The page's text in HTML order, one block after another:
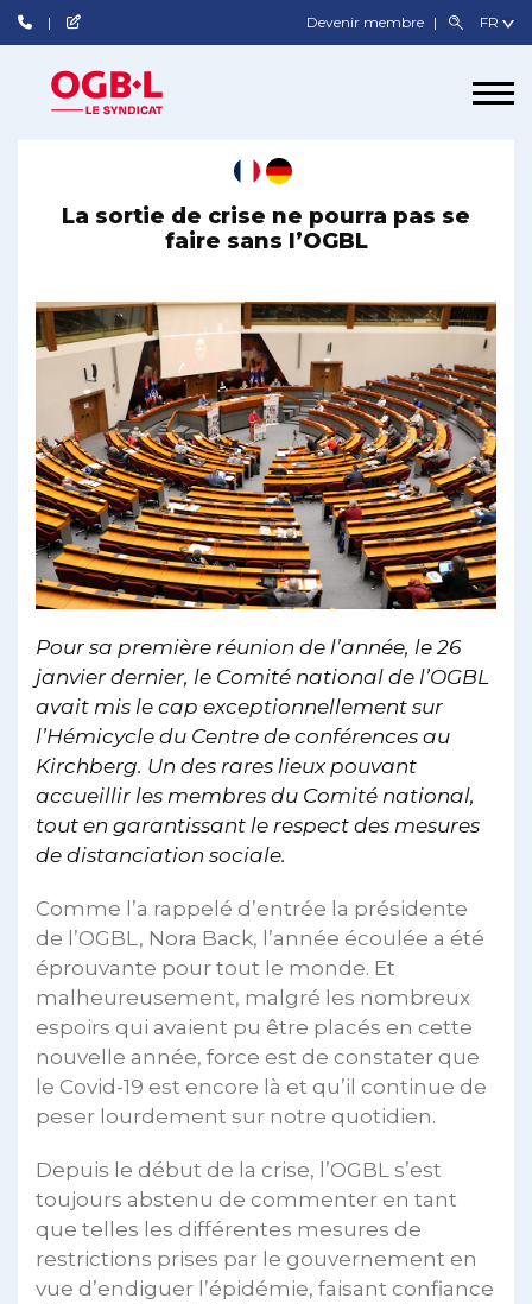
Devenir membre
La sortie de crise ne pourra pas se
faire sans l’OGBL
Pour sa première réunion de l’année, le 26
janvier dernier, le Comité national de l’OGBL
avait mis le cap exceptionnellement sur
l’Hémicycle du Centre de conférences au
Kirchberg. Un des rares lieux pouvant
accueillir les membres du Comité national,
tout en garantissant le respect des mesures
de distanciation sociale.
Comme l’a rappelé d’entrée la présidente
de l’OGBL, Nora Back, l’année écoulée a été
éprouvante pour tout le monde. Et
malheureusement, malgré les nombreux
espoirs qui avaient pu être placés en cette
nouvelle année, force est de constater que
le Covid-19 est encore là et qu’il continue de
peser lourdement sur notre quotidien.
Depuis le début de la crise, l’OGBL s’est
toujours abstenu de commenter en tant
que telles les différentes mesures de
restrictions prises par le gouvernement en
vue d’endiguer l’épidémie, faisant confiance